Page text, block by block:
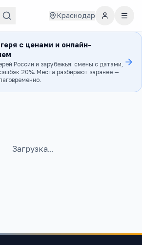
Краснодар
с ценами и онлайн-
России и зарубежья: смены с датами,
20%. Места разбирают заранее —
Загрузка...